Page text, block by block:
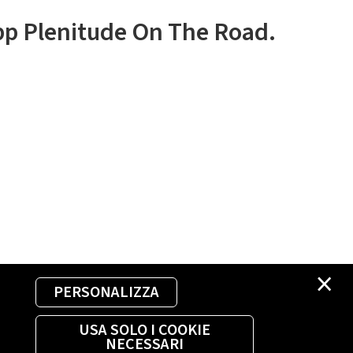
×
PERSONALIZZA
USA SOLO I COOKIE
NECESSARI
Plenitude On The Road.